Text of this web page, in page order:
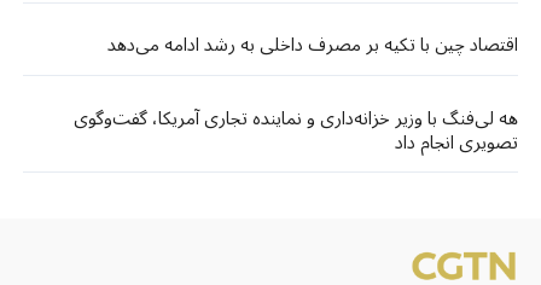
اقتصاد چین با تکیه بر مصرف داخلی به رشد ادامه می‌دهد
هه لی‌فنگ با وزیر خزانه‌داری و نماینده تجاری آمریکا، گفت‌وگوی
تصویری انجام داد